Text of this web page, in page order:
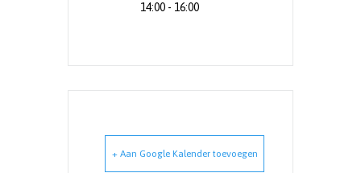
14:00 - 16:00
+ Aan Google Kalender toevoegen